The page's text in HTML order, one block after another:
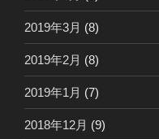
2019年3月 (8)
2019年2月 (8)
2019年1月 (7)
2018年12月 (9)